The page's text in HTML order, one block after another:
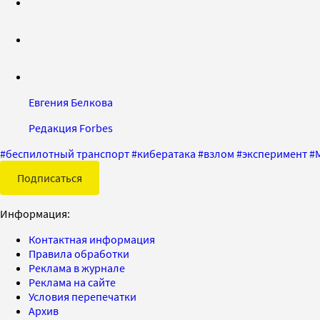
Евгения Белкова
Редакция Forbes
#беспилотный транспорт#кибератака #взлом #эксперимент#
Подписаться
Информация:
Контактная информация
Правила обработки
Реклама в журнале
Реклама на сайте
Условия перепечатки
Архив